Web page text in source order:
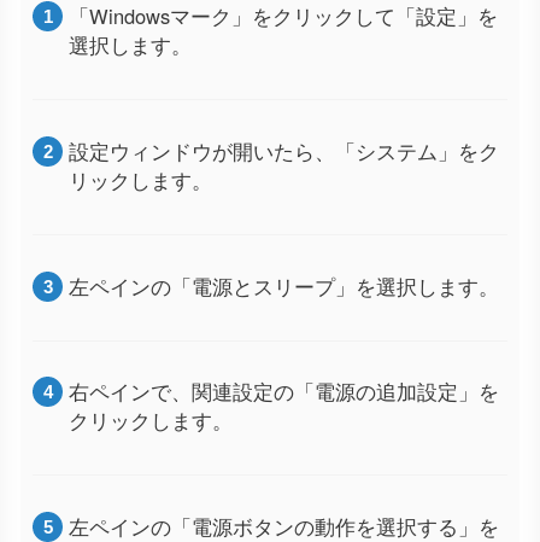
「Windowsマーク」をクリックして「設定」を
選択します。
設定ウィンドウが開いたら、「システム」をク
リックします。
左ペインの「電源とスリープ」を選択します。
右ペインで、関連設定の「電源の追加設定」を
クリックします。
左ペインの「電源ボタンの動作を選択する」を